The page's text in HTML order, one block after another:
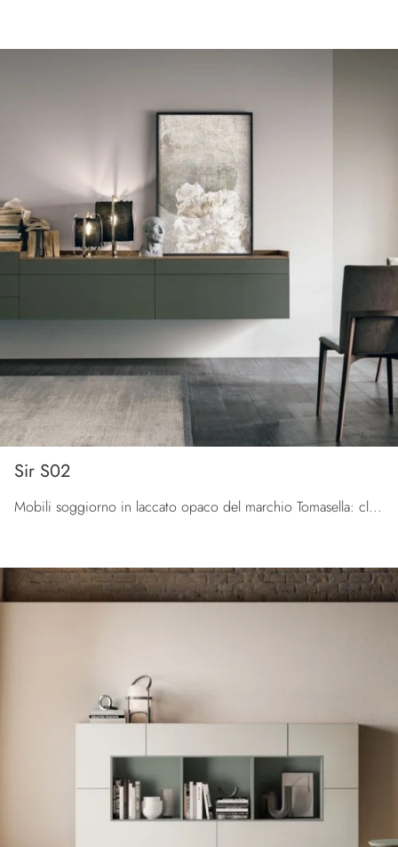
Sir S02
Mobili soggiorno in laccato opaco del marchio Tomasella: clicca e scopri il modello Sir S02 tra le più belle soluzioni per il soggiorno.